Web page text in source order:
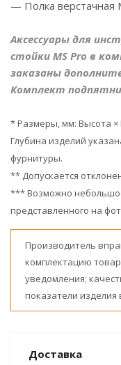
— Полка верстачная
Аксессуары для
стойки MS Pro в
заказаны
Комплект
* Размеры, мм: Высота
Глубина изделий
фурнитуры.
** Допускается
*** Возможно
представленного на
Производитель
комплектацию
уведомления;
показатели
Доставка